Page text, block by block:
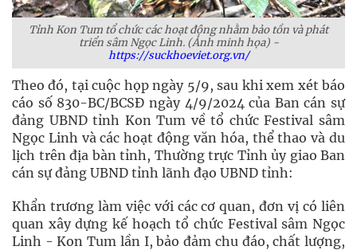
Tỉnh Kon Tum tổ chức các hoạt động nhằm bảo tồn và phát
triển sâm Ngọc Linh. (Ảnh minh họa) -
https://suckhoeviet.org.vn/
Theo đó, tại cuộc họp ngày 5/9, sau khi xem xét báo
cáo số 830-BC/BCSĐ ngày 4/9/2024 của Ban cán sự
đảng UBND tỉnh Kon Tum về tổ chức Festival sâm
Ngọc Linh và các hoạt động văn hóa, thể thao và du
lịch trên địa bàn tỉnh, Thường trực Tỉnh ủy giao Ban
cán sự đảng UBND tỉnh lãnh đạo UBND tỉnh:
Khẩn trương làm việc với các cơ quan, đơn vị có liên
quan xây dựng kế hoạch tổ chức Festival sâm Ngọc
Linh - Kon Tum lần I, bảo đảm chu đáo, chất lượng,